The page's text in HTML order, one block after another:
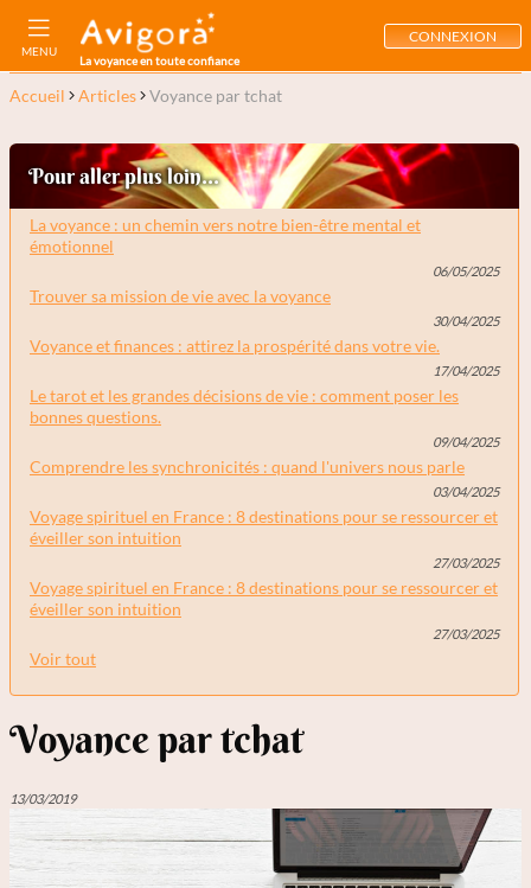
MENU
La voyance en toute confiance
CONNEXION
Accueil Articles Voyance par tchat
Pour aller plus loin...
La voyance : un chemin vers notre bien-être mental et
émotionnel
06/05/2025
Trouver sa mission de vie avec la voyance
30/04/2025
Voyance et finances : attirez la prospérité dans votre vie.
17/04/2025
Le tarot et les grandes décisions de vie : comment poser les
bonnes questions.
09/04/2025
Comprendre les synchronicités : quand l'univers nous parle
03/04/2025
Voyage spirituel en France : 8 destinations pour se ressourcer et
éveiller son intuition
27/03/2025
Voyage spirituel en France : 8 destinations pour se ressourcer et
éveiller son intuition
27/03/2025
Voir tout
Voyance par tchat
13/03/2019